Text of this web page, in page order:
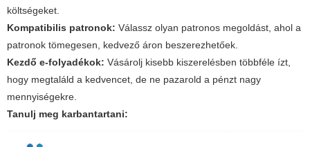
költségeket.
Kompatibilis patronok: Válassz olyan patronos megoldást, ahol a
patronok tömegesen, kedvező áron beszerezhetőek.
Kezdő e-folyadékok: Vásárolj kisebb kiszerelésben többféle ízt,
hogy megtaláld a kedvencet, de ne pazarold a pénzt nagy
mennyiségekre.
Tanulj meg karbantartani: